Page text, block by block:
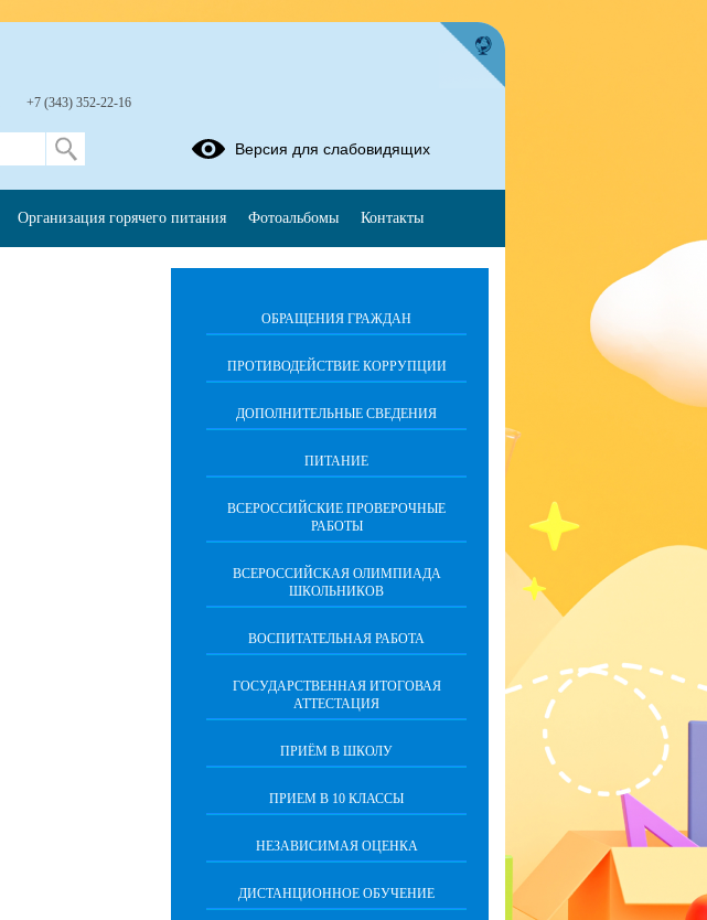
ОБРАЩЕНИЯ ГРАЖДАН
ПРОТИВОДЕЙСТВИЕ КОРРУПЦИИ
ДОПОЛНИТЕЛЬНЫЕ СВЕДЕНИЯ
ПИТАНИЕ
ВСЕРОССИЙСКИЕ ПРОВЕРОЧНЫЕ
РАБОТЫ
ВСЕРОССИЙСКАЯ ОЛИМПИАДА
ШКОЛЬНИКОВ
ВОСПИТАТЕЛЬНАЯ РАБОТА
ГОСУДАРСТВЕННАЯ ИТОГОВАЯ
АТТЕСТАЦИЯ
ПРИЁМ В ШКОЛУ
ПРИЕМ В 10 КЛАССЫ
НЕЗАВИСИМАЯ ОЦЕНКА
ДИСТАНЦИОННОЕ ОБУЧЕНИЕ
+7 (343) 352-22-16
Версия для слабовидящих
Организация горячего питания Фотоальбомы Контакты